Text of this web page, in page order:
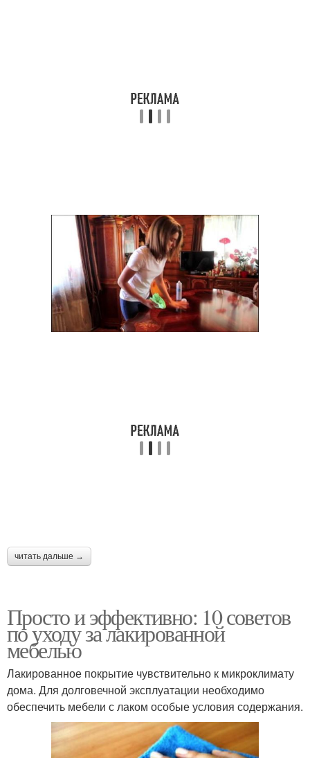
читать дальше →
Просто и эффективно: 10 советов
по уходу за лакированной
мебелью
Лакированное покрытие чувствительно к микроклимату
дома. Для долговечной эксплуатации необходимо
обеспечить мебели с лаком особые условия содержания.